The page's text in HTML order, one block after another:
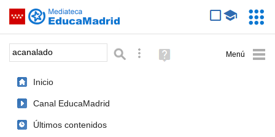
Saltar navegación
Palabra o frase: Búsqueda avanzada
Ayuda
(en
Inicio
Canal EducaMadrid
Últimos contenidos